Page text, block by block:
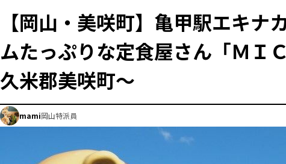
【岡山・美咲町】亀甲駅エキナ
ムたっぷりな定食屋さん「Ｍ
久米郡美咲町～
mami岡山特派員